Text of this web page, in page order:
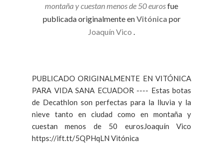
montaña y cuestan menos de 50 eurosfue
publicada originalmente enVitónica por
Joaquín Vico .
PUBLICADO ORIGINALMENTE EN VITÓNICA
PARA VIDA SANA ECUADOR ---- Estas botas
de Decathlon son perfectas para la lluvia y la
nieve tanto en ciudad como en montaña y
cuestan menos de 50 eurosJoaquín Vico
https://ift.tt/5QPHqLN Vitónica